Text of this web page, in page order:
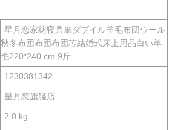
星月恋家紡寝具単ダブイル羊毛布団ウール
秋冬布団布団布団芯結婚式床上用品白い羊
毛220*240 cm 9斤
1230381342
星月恋旗艦店
2.0 kg